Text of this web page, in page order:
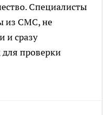
Специалисты
из СМС, не
и сразу
для проверки